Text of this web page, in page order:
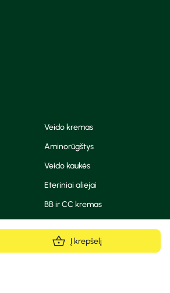
Į krepšelį
Veido kremas
Aminorūgštys
Veido kaukės
Eteriniai aliejai
BB ir CC kremas
Visos teisės saugomos
taisyklės
Slapukų politika